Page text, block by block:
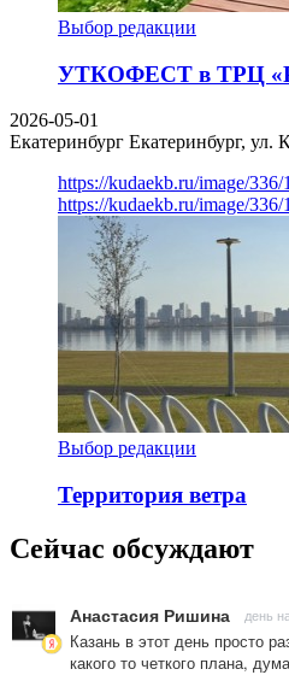
Выбор редакции
УТКОФЕСТ в ТРЦ
2026-05-01
Екатеринбург Екатеринбург, ул.
https://kudaekb.ru/image/
https://kudaekb.ru/image/
Выбор редакции
Территория ветра
Сейчас обсуждают
Анастасия Ришина день
Казань в этот день просто
какого то четкого плана,